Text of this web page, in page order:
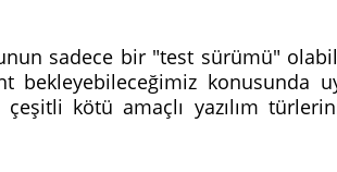
sadece bir "test sürümü"
konusunda
kötü amaçlı yazılım